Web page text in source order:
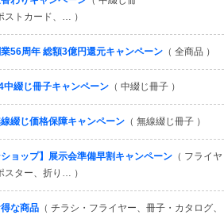
ストカード、… ）
業56周年 総額3億円還元キャンペーン （ 全商品 ）
中綴じ冊子キャンペーン （ 中綴じ冊子 ）
線綴じ価格保障キャンペーン （ 無線綴じ冊子 ）
ショップ】展示会準備早割キャンペーン （ フライヤ
スター、折り… ）
得な商品 （ チラシ・フライヤー、冊子・カタログ、